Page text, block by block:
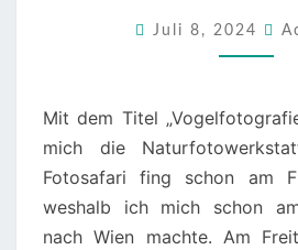
Juli 8, 2024
Mit dem Titel
mich die
Fotosafari fing schon am
weshalb ich mich schon
nach Wien machte. Am